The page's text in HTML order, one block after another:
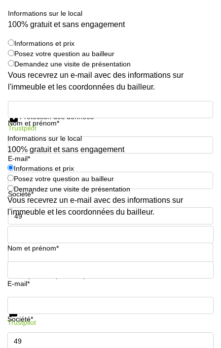
Centre
Montpellier
Informations sur le local
100% gratuit et sans engagement
Informations et prix
Posez votre question au bailleur
Demandez une visite de présentation
Vous recevrez un e-mail avec des informations sur
l'immeuble et les coordonnées du bailleur.
Nom et prénom*
E-mail*
Société*
Numéro de téléphone*
Protection des données
Trustpilot
Informations sur le local
100% gratuit et sans engagement
Informations et prix
Posez votre question au bailleur
Demandez une visite de présentation
Vous recevrez un e-mail avec des informations sur
l'immeuble et les coordonnées du bailleur.
Nom et prénom*
E-mail*
Société*
Informations et prix
Trustpilot